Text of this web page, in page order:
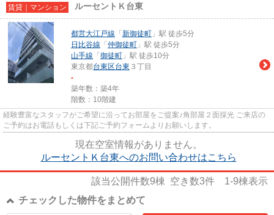
賃貸｜マンション ルーセントＫ台東
都営大江戸線 「 新御徒町 」駅 徒歩5分
日比谷線 「 仲御徒町 」駅 徒歩5分
山手線 「 御徒町 」駅 徒歩10分
東京都台東区台東 ３丁目
-
築年数：築4年
階数：10階建
経験豊富なスタッフがご希望に沿ってお部屋をご提案♪角部屋２面採光 ご来店の
ご予約はお電話もしくは下記ご予約フォームよりお願いします。
現在空室情報がありません。
ルーセントＫ台東へのお問い合わせはこちら
該当公開件数9棟 空き数3件 1-9棟表示
チェックした物件をまとめて